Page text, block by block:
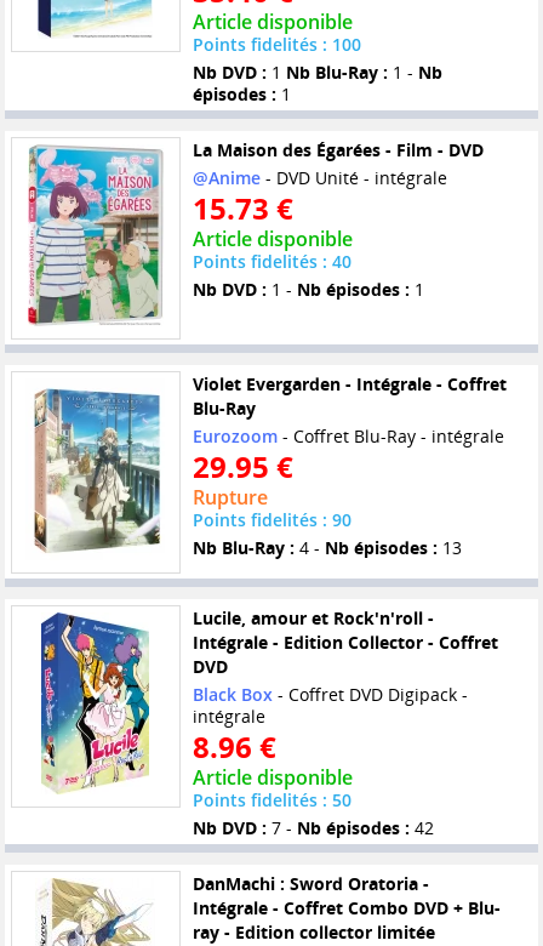
Article disponible
Points fidelités : 100
Nb DVD : 1 Nb Blu-Ray : 1 - Nb
épisodes : 1
La Maison des Égarées - Film - DVD
@Anime- DVD Unité - intégrale
15.73 €
Article disponible
Points fidelités : 40
Nb DVD : 1 - Nb épisodes : 1
Violet Evergarden - Intégrale - Coffret
Blu-Ray
Eurozoom- Coffret Blu-Ray - intégrale
29.95 €
Rupture
Points fidelités : 90
Nb Blu-Ray : 4 - Nb épisodes : 13
Lucile, amour et Rock'n'roll -
Intégrale - Edition Collector - Coffret
DVD
Black Box - Coffret DVD Digipack -
intégrale
8.96 €
Article disponible
Points fidelités : 50
Nb DVD : 7 - Nb épisodes : 42
DanMachi : Sword Oratoria -
Intégrale - Coffret Combo DVD + Blu-
ray - Edition collector limitée